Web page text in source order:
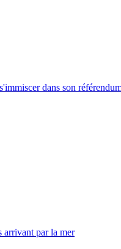
dans son
arrivant par la mer